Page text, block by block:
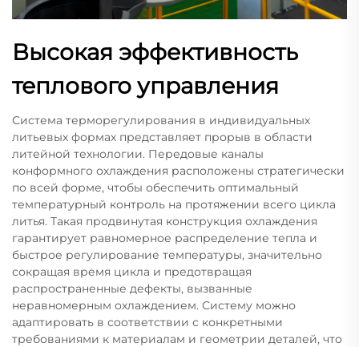
Высокая эффективность
теплового управления
Система терморегулирования в индивидуальных
литьевых формах представляет прорыв в области
литейной технологии. Передовые каналы
конформного охлаждения расположены стратегически
по всей форме, чтобы обеспечить оптимальный
температурный контроль на протяжении всего цикла
литья. Такая продвинутая конструкция охлаждения
гарантирует равномерное распределение тепла и
быстрое регулирование температуры, значительно
сокращая время цикла и предотвращая
распространенные дефекты, вызванные
неравномерным охлаждением. Систему можно
адаптировать в соответствии с конкретными
требованиями к материалам и геометрии деталей, что